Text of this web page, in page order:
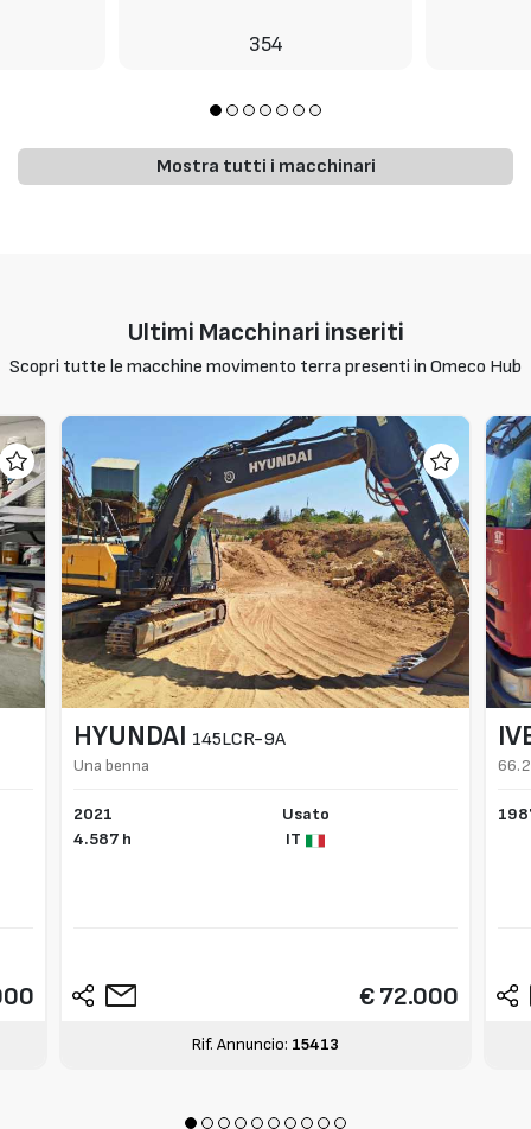
354
Mostra tutti i macchinari
Ultimi Macchinari inseriti
Scopri tutte le macchine movimento terra presenti in Omeco Hub
HYUNDAI 145LCR-9A
Una benna
2021
4.587 h
Usato
IT
€ 72.000
Rif. Annuncio: 15413